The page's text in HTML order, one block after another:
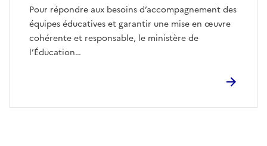
Pour répondre aux besoins d’accompagnement des
équipes éducatives et garantir une mise en œuvre
cohérente et responsable, le ministère de
l’Éducation…